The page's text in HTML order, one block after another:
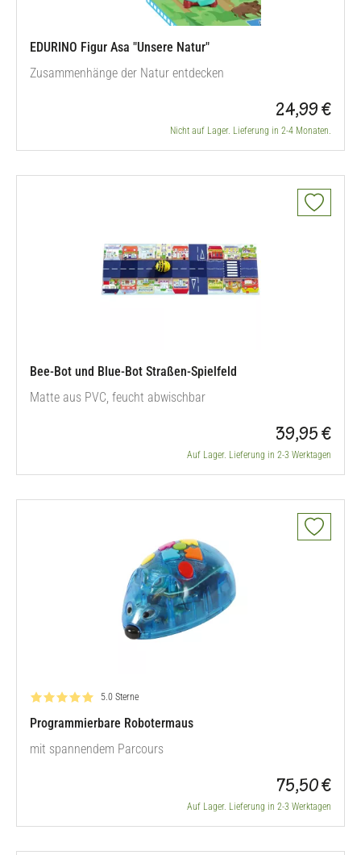
EDURINO Figur Asa "Unsere Natur"
Zusammenhänge der Natur entdecken
24,99 €
Nicht auf Lager. Lieferung in 2-4 Monaten.
Bee-Bot und Blue-Bot Straßen-Spielfeld
Matte aus PVC, feucht abwischbar
39,95 €
Auf Lager. Lieferung in 2-3 Werktagen
Bewertung: 5.0 von 5
5.0 Sterne
Programmierbare Robotermaus
mit spannendem Parcours
75,50 €
Auf Lager. Lieferung in 2-3 Werktagen